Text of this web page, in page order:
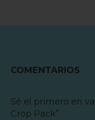
COMENTARIOS
Sé el primero en
Crop Pack”